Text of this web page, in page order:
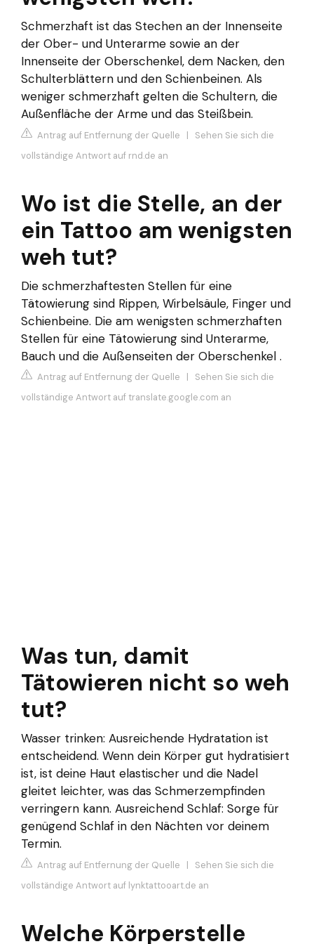
Schmerzhaft ist das Stechen an der Innenseite
der Ober- und Unterarme sowie an der
Innenseite der Oberschenkel, dem Nacken, den
Schulterblättern und den Schienbeinen. Als
weniger schmerzhaft gelten die Schultern, die
Außenfläche der Arme und das Steißbein.
Antrag auf Entfernung der Quelle | Sehen Sie sich die
vollständige Antwort auf rnd.de an
Wo ist die Stelle, an der
ein Tattoo am wenigsten
weh tut?
Die schmerzhaftesten Stellen für eine
Tätowierung sind Rippen, Wirbelsäule, Finger und
Schienbeine. Die am wenigsten schmerzhaften
Stellen für eine Tätowierung sind Unterarme,
Bauch und die Außenseiten der Oberschenkel .
Antrag auf Entfernung der Quelle | Sehen Sie sich die
vollständige Antwort auf translate.google.com an
Was tun, damit
Tätowieren nicht so weh
tut?
Wasser trinken: Ausreichende Hydratation ist
entscheidend. Wenn dein Körper gut hydratisiert
ist, ist deine Haut elastischer und die Nadel
gleitet leichter, was das Schmerzempfinden
verringern kann. Ausreichend Schlaf: Sorge für
genügend Schlaf in den Nächten vor deinem
Termin.
Antrag auf Entfernung der Quelle | Sehen Sie sich die
vollständige Antwort auf lynktattooart.de an
Welche Körperstelle